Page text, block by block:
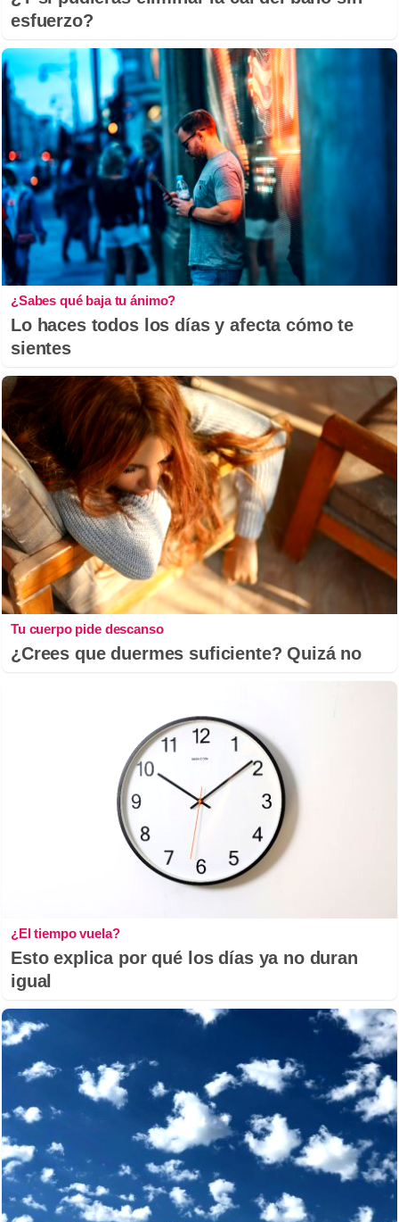
esfuerzo?
¿Sabes qué baja tu ánimo?
Lo haces todos los días y afecta cómo te
sientes
Tu cuerpo pide descanso
¿Crees que duermes suficiente? Quizá no
¿El tiempo vuela?
Esto explica por qué los días ya no duran
igual